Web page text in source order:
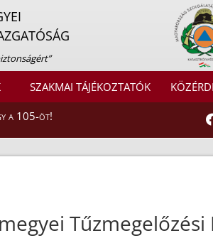
SZAKMAI TÁJÉKOZTATÓK
a 105-öt!
Tűzmegelőzési